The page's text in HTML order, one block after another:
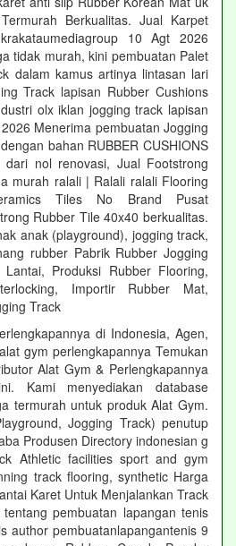
Berkualitas. Jual Karpet
10 Agt 2026
tidak murah, kini pembuatan Palet
dalam kamus artinya lintasan lari
Track lapisan Rubber Cushions
olx iklan jogging track lapisan
Menerima pembuatan Jogging
bahan RUBBER CUSHIONS
dari nol renovasi, Jual Footstrong
murah ralali | Ralali ralali Flooring
Tiles No Brand Pusat
Rubber Tile 40x40 berkualitas.
anak (playground), jogging track,
rubber Pabrik Rubber Jogging
Produksi Rubber Flooring,
Importir Rubber Mat,
Track
di Indonesia, Agen,
gym perlengkapannya Temukan
Alat Gym & Perlengkapannya
Kami menyediakan database
termurah untuk produk Alat Gym.
Jogging Track) penutup
Produsen Directory indonesian g
Athletic facilities sport and gym
track flooring, synthetic Harga
Karet Untuk Menjalankan Track
pembuatan lapangan tenis
author pembuatanlapangantenis 9